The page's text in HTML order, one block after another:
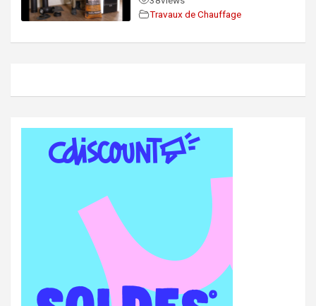
Travaux de Chauffage